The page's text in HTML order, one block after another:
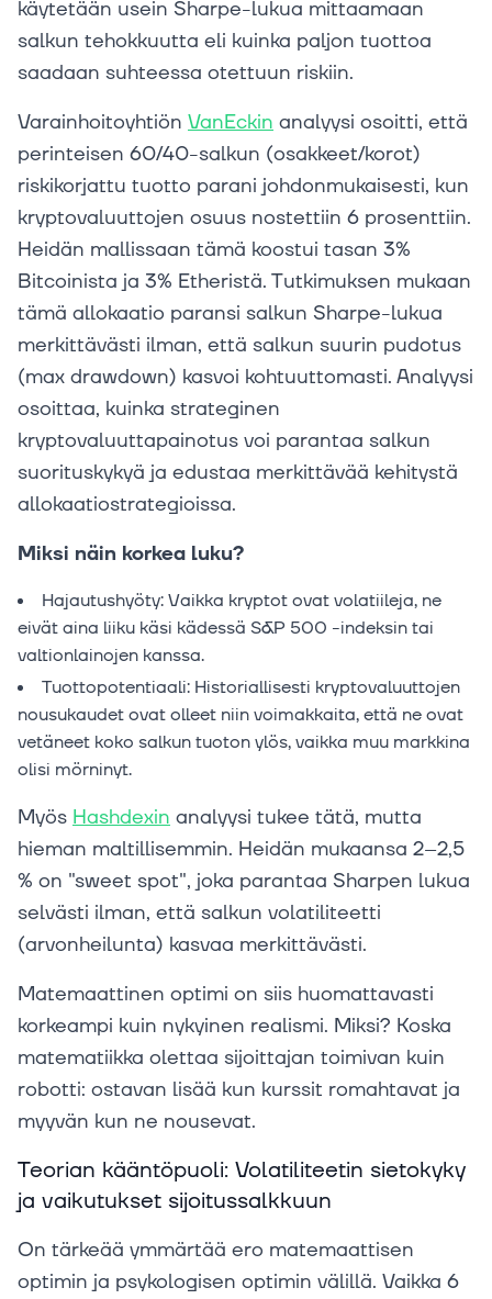
käytetään usein Sharpe-lukua mittaamaan
salkun tehokkuutta eli kuinka paljon tuottoa
saadaan suhteessa otettuun riskiin.
Varainhoitoyhtiön VanEckin analyysi osoitti, että
perinteisen 60/40-salkun (osakkeet/korot)
riskikorjattu tuotto parani johdonmukaisesti, kun
kryptovaluuttojen osuus nostettiin 6 prosenttiin.
Heidän mallissaan tämä koostui tasan 3%
Bitcoinista ja 3% Etheristä. Tutkimuksen mukaan
tämä allokaatio paransi salkun Sharpe-lukua
merkittävästi ilman, että salkun suurin pudotus
(max drawdown) kasvoi kohtuuttomasti. Analyysi
osoittaa, kuinka strateginen
kryptovaluuttapainotus voi parantaa salkun
suorituskykyä ja edustaa merkittävää kehitystä
allokaatiostrategioissa.
Miksi näin korkea luku?
Hajautushyöty: Vaikka kryptot ovat volatiileja, ne
eivät aina liiku käsi kädessä S&P 500 -indeksin tai
valtionlainojen kanssa.
Tuottopotentiaali: Historiallisesti kryptovaluuttojen
nousukaudet ovat olleet niin voimakkaita, että ne ovat
vetäneet koko salkun tuoton ylös, vaikka muu markkina
olisi mörninyt.
Myös Hashdexin analyysi tukee tätä, mutta
hieman maltillisemmin. Heidän mukaansa 2–2,5
% on "sweet spot", joka parantaa Sharpen lukua
selvästi ilman, että salkun volatiliteetti
(arvonheilunta) kasvaa merkittävästi.
Matemaattinen optimi on siis huomattavasti
korkeampi kuin nykyinen realismi. Miksi? Koska
matematiikka olettaa sijoittajan toimivan kuin
robotti: ostavan lisää kun kurssit romahtavat ja
myyvän kun ne nousevat.
Teorian kääntöpuoli: Volatiliteetin sietokyky
ja vaikutukset sijoitussalkkuun
On tärkeää ymmärtää ero matemaattisen
optimin ja psykologisen optimin välillä. Vaikka 6